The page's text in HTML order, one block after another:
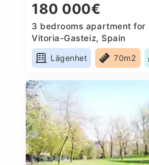
180 000€
3 bedrooms apartment for
Vitoria-Gasteiz, Spain
Lägenhet
70m2